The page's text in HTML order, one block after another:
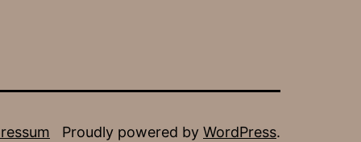
Proudly powered by WordPress.